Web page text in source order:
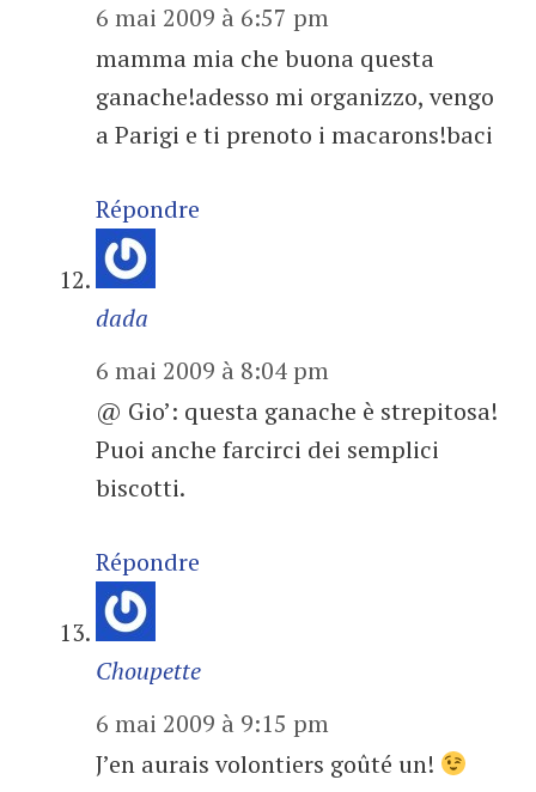
6 mai 2009 à 6:57 pm
mamma mia che buona questa
ganache!adesso mi organizzo, vengo
a Parigi e ti prenoto i macarons!baci
Répondre
dada
6 mai 2009 à 8:04 pm
@ Gio’: questa ganache è strepitosa!
Puoi anche farcirci dei semplici
biscotti.
Répondre
Choupette
6 mai 2009 à 9:15 pm
J’en aurais volontiers goûté un!